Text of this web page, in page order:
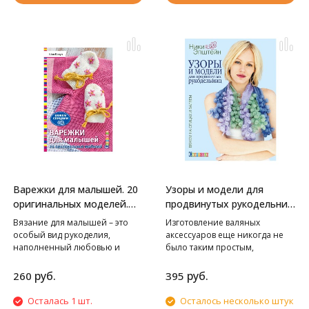
японскими мастерами!
приключением для
схемами. Остается только
выбрать!
Варежки для малышей. 20
оригинальных моделей.
Вяжем спицами
Вязание для малышей – это
особый вид рукоделия,
наполненный любовью и
этой книге мы собрали для вас
самые милые и удобные
детские варежки, связанные
260 руб.
Осталась 1 шт.
Узоры и модели для
продвинутых рукодельниц.
Вяжем на спицах и валяем
Изготовление валяных
аксессуаров еще никогда не
было таким простым,
Автор этой книги,
непревзойденная Ники
Эпштейн, предлагает
395 руб.
Осталось несколько штук